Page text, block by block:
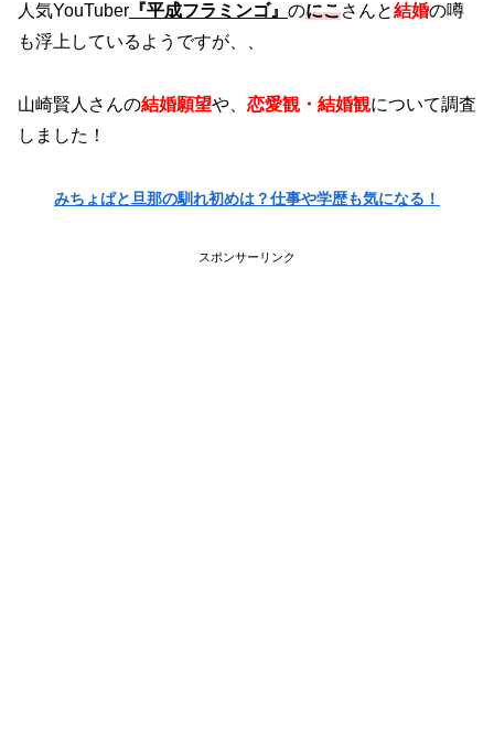
人気YouTuber 『平成フラミンゴ』 のにこさんと結婚の噂
も浮上しているようですが、、
山崎賢人さんの結婚願望や、 恋愛観・結婚観について調査
しました！
みちょぱと旦那の馴れ初めは？仕事や学歴も気になる！
スポンサーリンク